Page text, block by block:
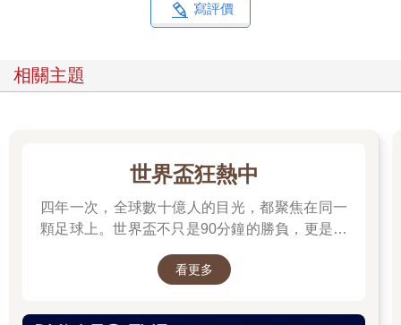
寫評價
相關主題
世界盃狂熱中
四年一次，全球數十億人的目光，都聚焦在同一
顆足球上。世界盃不只是90分鐘的勝負，更是一
每一次精彩進球，都凝聚無數汗水；每一支國家
迷，還是因世界盃開始愛上足球，都能在這裡找
看更多